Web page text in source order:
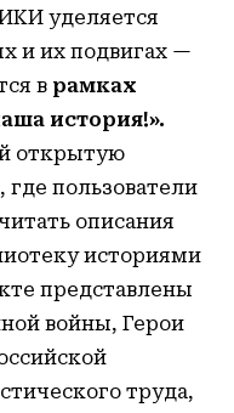
уделяется
и их подвигах —
в рамках
история!».
открытую
где пользователи
описания
историями
представлены
войны, Герои
труда,